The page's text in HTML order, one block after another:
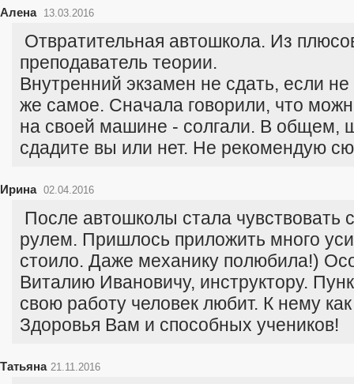
Алена 13.03.2016
Отвратительная автошкола. Из
преподаватель теории.
Внутренний экзамен не сдать, если
же самое. Сначала говорили, что
на своей машине - солгали. В общем,
сдадите вы или нет. Не рекомендую
Ирина 02.04.2016
После автошколы стала чувствовать
рулем. Пришлось приложить много
стоило. Даже механику полюбила!)
Виталию Ивановичу, инструктору.
свою работу человек любит. К нему
Здоровья Вам и способных учеников!
Татьяна 21.11.2016